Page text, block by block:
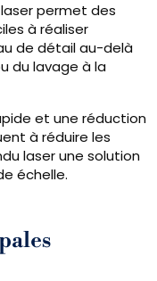
permet des
à réaliser
de détail au-delà
du lavage à la
et une réduction
à réduire les
laser une solution
échelle.